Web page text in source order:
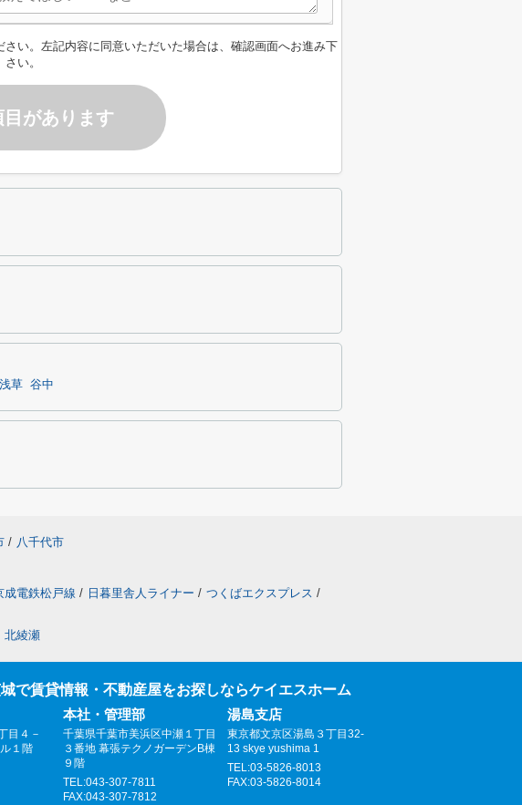
さい。左記内容に同意いただいた場合は、確認画面へお進み下
さい。
目があります
草 谷中
/ 八千代市
成電鉄松戸線 / 日暮里舎人ライナー / つくばエクスプレス /
北綾瀬
で賃貸情報・不動産屋をお探しならケイエスホーム
目４－
１階
本社・管理部
千葉県千葉市美浜区中瀬１丁目
３番地 幕張テクノガーデンB棟
９階
TEL:043-307-7811
FAX:043-307-7812
湯島支店
東京都文京区湯島３丁目32-
13 skye yushima 1
TEL:03-5826-8013
FAX:03-5826-8014